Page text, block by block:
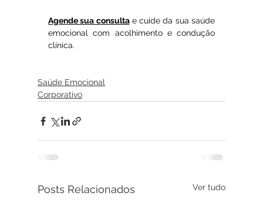
Agende sua consulta e cuide da sua saúde
emocional com acolhimento e condução
clínica.
Saúde Emocional
Corporativo
Posts Relacionados Ver tudo